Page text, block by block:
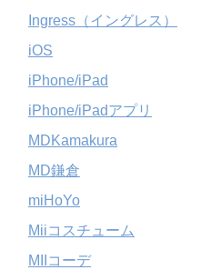
Ingress（イングレス）
iOS
iPhone/iPad
iPhone/iPadアプリ
MDKamakura
MD鎌倉
miHoYo
Miiコスチューム
MIIコーデ